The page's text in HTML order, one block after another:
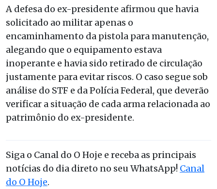
A defesa do ex-presidente afirmou que havia
solicitado ao militar apenas o
encaminhamento da pistola para manutenção,
alegando que o equipamento estava
inoperante e havia sido retirado de circulação
justamente para evitar riscos. O caso segue sob
análise do STF e da Polícia Federal, que deverão
verificar a situação de cada arma relacionada ao
patrimônio do ex-presidente.
Siga o Canal do O Hoje e receba as principais
notícias do dia direto no seu WhatsApp! Canal
do O Hoje.